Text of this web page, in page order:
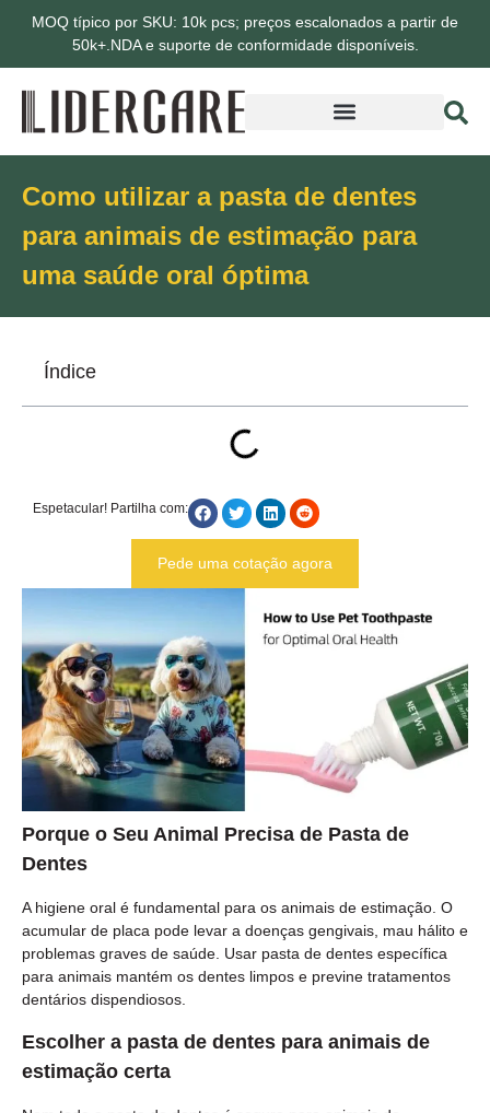
MOQ típico por SKU: 10k pcs; preços escalonados a partir de
50k+.NDA e suporte de conformidade disponíveis.
Como utilizar a pasta de dentes
para animais de estimação para
uma saúde oral óptima
Porque o Seu Animal Precisa de Pasta de
Dentes
A higiene oral é fundamental para os animais de estimação. O
acumular de placa pode levar a doenças gengivais, mau hálito e
problemas graves de saúde. Usar pasta de dentes específica
para animais mantém os dentes limpos e previne tratamentos
dentários dispendiosos.
Escolher a pasta de dentes para animais de
estimação certa
Índice
Espetacular! Partilha com:
Pede uma cotação agora